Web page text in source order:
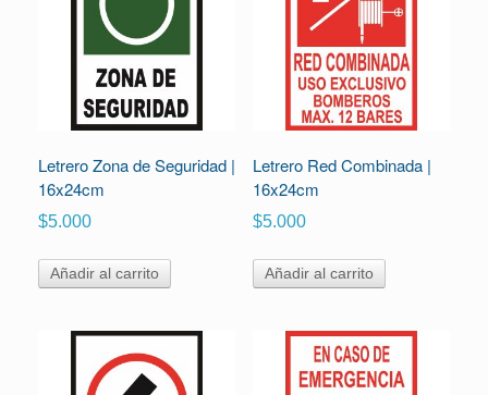
Letrero Zona de Seguridad |
16x24cm
$5.000
Añadir al carrito
Letrero Red Combinada |
16x24cm
$5.000
Añadir al carrito